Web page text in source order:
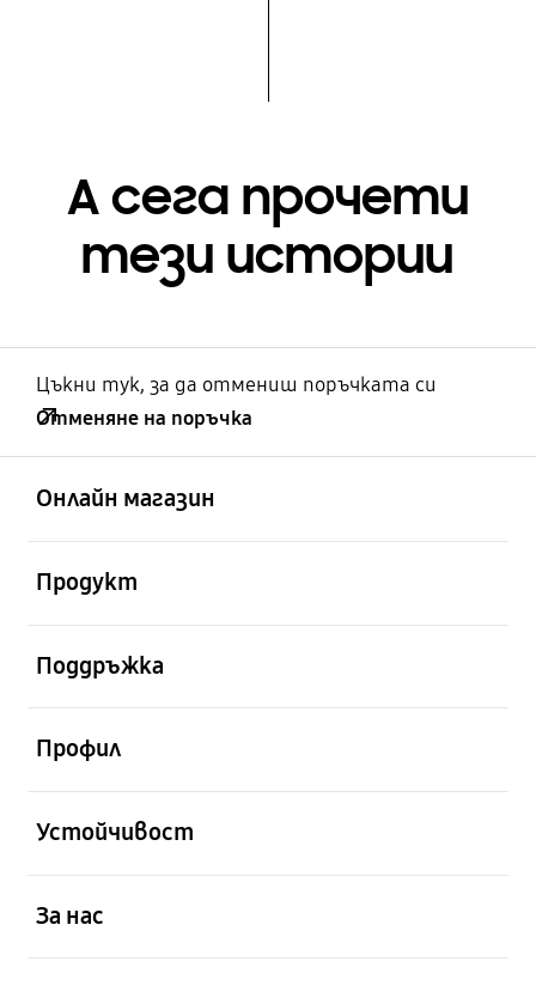
А сега прочети
тези истории
Цъкни тук, за да отмениш поръчката си
Отменяне на поръчка
Онлайн магазин
Продукт
Поддръжка
Профил
Устойчивост
За нас